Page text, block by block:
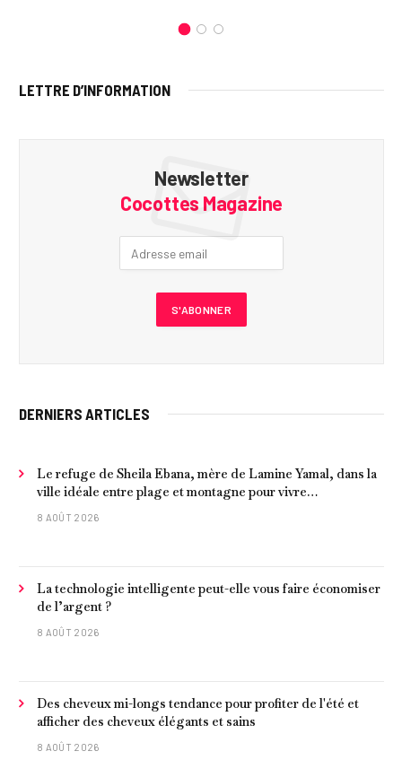
LETTRE D’INFORMATION
Newsletter
Cocottes Magazine
DERNIERS ARTICLES
Le refuge de Sheila Ebana, mère de Lamine Yamal, dans la
ville idéale entre plage et montagne pour vivre
tranquillement près de Barcelone
8 AOÛT 2026
La technologie intelligente peut-elle vous faire économiser
de l’argent ?
8 AOÛT 2026
Des cheveux mi-longs tendance pour profiter de l'été et
afficher des cheveux élégants et sains
8 AOÛT 2026